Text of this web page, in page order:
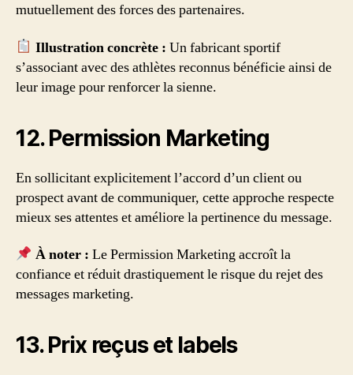
mutuellement des forces des partenaires.
Illustration concrète : Un fabricant sportif
s’associant avec des athlètes reconnus bénéficie ainsi de
leur image pour renforcer la sienne.
12. Permission Marketing
En sollicitant explicitement l’accord d’un client ou
prospect avant de communiquer, cette approche respecte
mieux ses attentes et améliore la pertinence du message.
À noter : Le Permission Marketing accroît la
confiance et réduit drastiquement le risque du rejet des
messages marketing.
13. Prix reçus et labels